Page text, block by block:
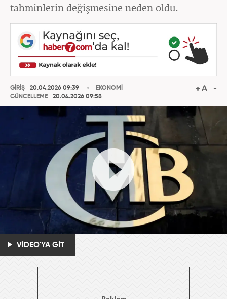
tahminlerin değişmesine neden oldu.
GİRİŞ
20.04.2026 09:39
GÜNCELLEME
20.04.2026 09:58
EKONOMİ
VİDEO'YA GİT